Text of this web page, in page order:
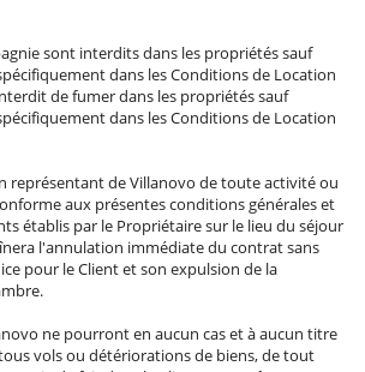
sont interdits dans les propriétés sauf
dans les Conditions de Location
de fumer dans les propriétés sauf
dans les Conditions de Location
représentant de Villanovo de toute activité ou
aux présentes conditions générales et
établis par le Propriétaire sur le lieu du séjour
l'annulation immédiate du contrat sans
pour le Client et son expulsion de la
ne pourront en aucun cas et à aucun titre
vols ou détériorations de biens, de tout